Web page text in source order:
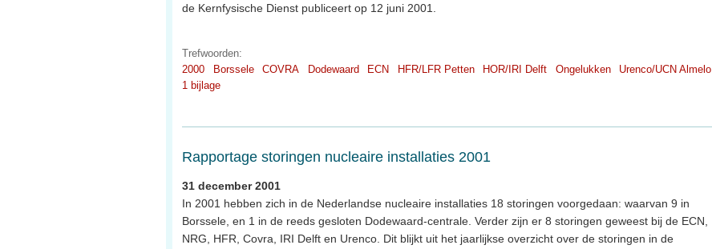
de Kernfysische Dienst publiceert op 12 juni 2001.
Trefwoorden:
2000
Borssele COVRA Dodewaard ECN HFR/LFR Petten HOR/IRI Delft Ongelukken
Urenco/UCN Almelo
1 bijlage
Rapportage storingen nucleaire installaties 2001
31 december 2001
In 2001 hebben zich in de Nederlandse nucleaire installaties 18 storingen voorgedaan: waarvan 9 in
Borssele, en 1 in de reeds gesloten Dodewaard-centrale. Verder zijn er 8 storingen geweest bij de ECN,
NRG, HFR, Covra, IRI Delft en Urenco. Dit blijkt uit het jaarlijkse overzicht over de storingen in de